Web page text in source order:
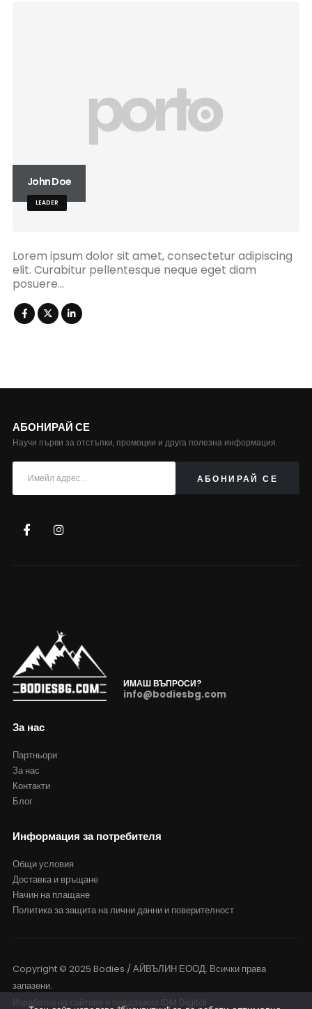
John Doe
LEADER
Lorem ipsum dolor sit amet, consectetur adipiscing
elit. Curabitur pellentesque neque eget diam
posuere…
АБОНИРАЙ СЕ
Научи първи за отстъпки, промоции и друга полезна информация.
ИМАШ ВЪПРОСИ?
info@bodiesbg.com
За нас
Партньори
За нас
Контакти
Блог
Информация за потребителя
Общи условия
Доставка и връщане
Начин на плащане
Политика за защита на лични данни и поверителност
Copyright © 2025 Bodies / АЙВЪЛИН ЕООД. Всички права
запазени.
Изработка на сайтове и поддръжка IDM Digital